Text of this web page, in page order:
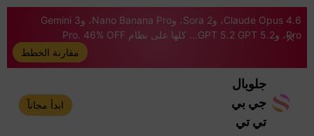
Claude Opus 4.6، وSora 2، وNano Banana Pro، وGemini 3
Pro، وGPT 5.2 GPT 5.2... كلها على نظام Pro. 46% OFF
مقارنة الخطط
جلوبال
جي بي
تي تي
ابدأ مجاناً